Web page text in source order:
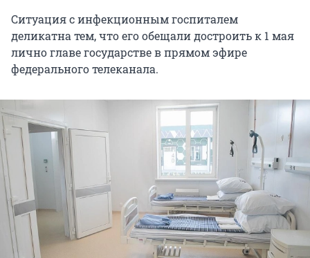
Ситуация с инфекционным госпиталем
деликатна тем, что его обещали достроить к 1 мая
лично главе государстве в прямом эфире
федерального телеканала.